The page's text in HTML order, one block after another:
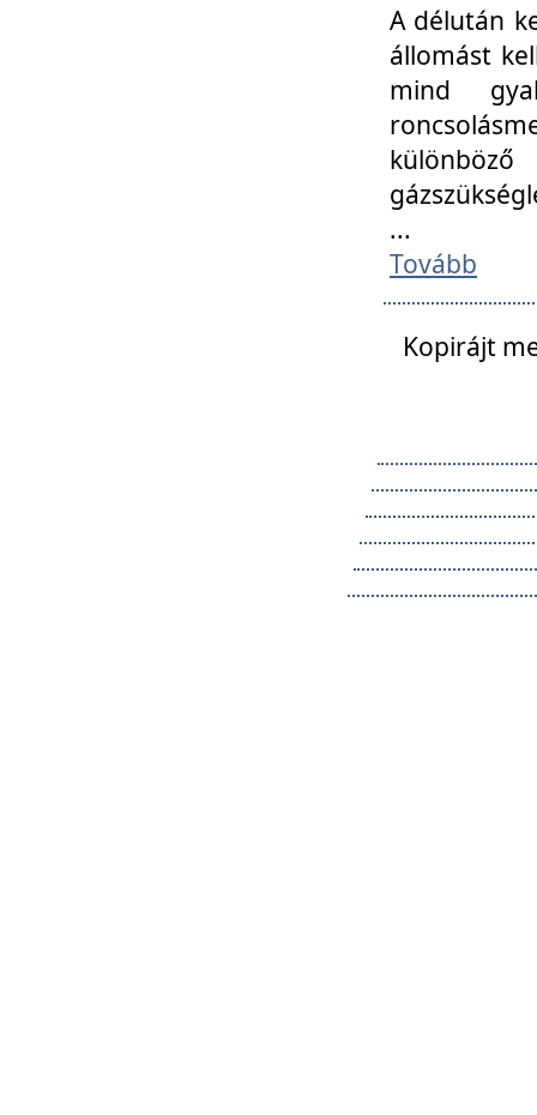
A délután
állomást
mind
...
Tovább
Kopirájt